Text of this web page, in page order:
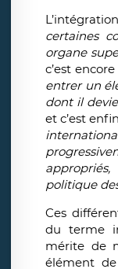
certaines
organe
c’est
entrer un
dont il
et c’est
politique
Ces
du terme
mérite de
élément